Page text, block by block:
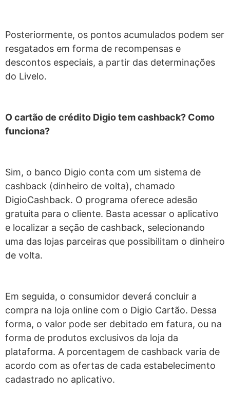
Posteriormente, os pontos acumulados podem ser
resgatados em forma de recompensas e
descontos especiais, a partir das determinações
do Livelo.
O cartão de crédito Digio tem cashback? Como
funciona?
Sim, o banco Digio conta com um sistema de
cashback (dinheiro de volta), chamado
DigioCashback. O programa oferece adesão
gratuita para o cliente. Basta acessar o aplicativo
e localizar a seção de cashback, selecionando
uma das lojas parceiras que possibilitam o dinheiro
de volta.
Em seguida, o consumidor deverá concluir a
compra na loja online com o Digio Cartão. Dessa
forma, o valor pode ser debitado em fatura, ou na
forma de produtos exclusivos da loja da
plataforma. A porcentagem de cashback varia de
acordo com as ofertas de cada estabelecimento
cadastrado no aplicativo.